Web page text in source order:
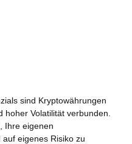
sind Kryptowährungen
Volatilität verbunden.
Ihre eigenen
eigenes Risiko zu